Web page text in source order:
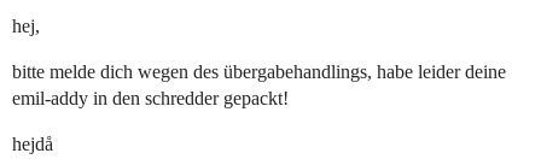
hej,
bitte melde dich wegen des übergabehandlings, habe leider deine
emil-addy in den schredder gepackt!
hejdå